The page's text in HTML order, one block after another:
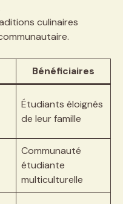
culinaires
Bénéficiaires
Étudiants éloignés
de leur famille
Communauté
étudiante
multiculturelle